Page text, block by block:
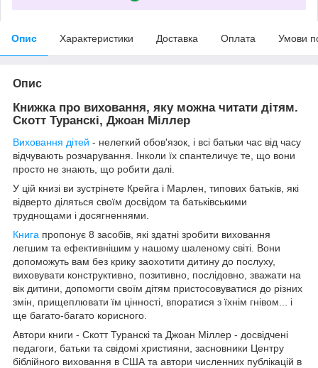
Опис Характеристики Доставка Оплата Умови
Опис
Книжка про виховання, яку можна читати дітям.
Скотт Туранскі, Джоан Міллер
Виховання дітей - нелегкий обов'язок, і всі батьки час від часу
відчувають розчарування. Інколи їх спантеличує те, що вони
просто не знають, що робити далі.
У цій книзі ви зустрінете Крейга і Марлен, типових батьків, які
відверто діляться своїм досвідом та батьківськими
труднощами і досягненнями.
Книга пропонує 8 засобів, які здатні зробити виховання
легшим та ефективнішим у нашому шаленому світі. Вони
допоможуть вам без крику заохотити дитину до послуху,
виховувати конструктивно, позитивно, послідовно, зважати на
вік дитини, допомогти своїм дітям пристосовуватися до різних
змін, прищеплювати їм цінності, впоратися з їхнім гнівом... і
ще багато-багато корисного.
Автори книги - Скотт Туранскі та Джоан Міллер - досвідчені
педагоги, батьки та свідомі християни, засновники Центру
біблійного виховання в США та автори численних публікацій в